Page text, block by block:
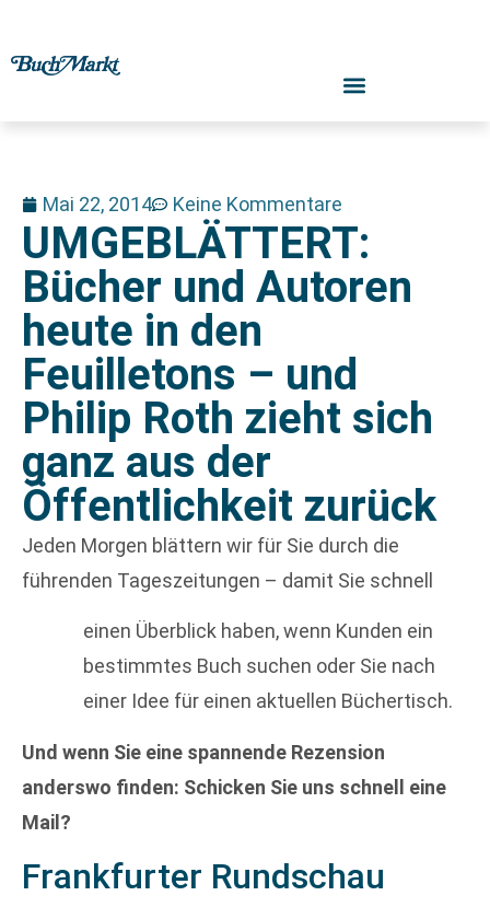
Mai 22, 2014 Keine Kommentare
UMGEBLÄTTERT:
Bücher und Autoren
heute in den
Feuilletons – und
Philip Roth zieht sich
ganz aus der
Öffentlichkeit zurück
Jeden Morgen blättern wir für Sie durch die
führenden Tageszeitungen – damit Sie schnell
einen Überblick haben, wenn Kunden ein
bestimmtes Buch suchen oder Sie nach
einer Idee für einen aktuellen Büchertisch.
Und wenn Sie eine spannende Rezension
anderswo finden: Schicken Sie uns schnell eine
Mail?
Frankfurter Rundschau